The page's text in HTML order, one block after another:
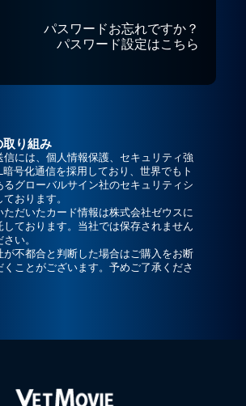
パスワードお忘れですか？
パスワード設定はこちら
取り組み
信には、個人情報保護、セキュリティ強
号化通信を採用しており、世界でもト
るグローバルサイン社のセキュリティシ
おります。
ただいたカード情報は株式会社ゼウスに
しております。当社では保存されません
い。
が不都合と判断した場合はご購入をお断
くことがございます。予めご了承くださ